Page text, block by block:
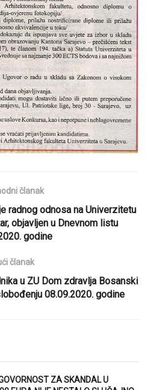
članak
radnog odnosa na Univerzitetu
objavljen u Dnevnom listu
godine
članak
u ZU Dom zdravlja Bosanski
08.09.2020. godine
ZA SKANDAL U